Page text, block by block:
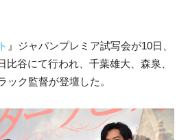
』ジャパンプレミア試写会が10日、
谷にて行われ、千葉雄大、森泉、
ック監督が登壇した。